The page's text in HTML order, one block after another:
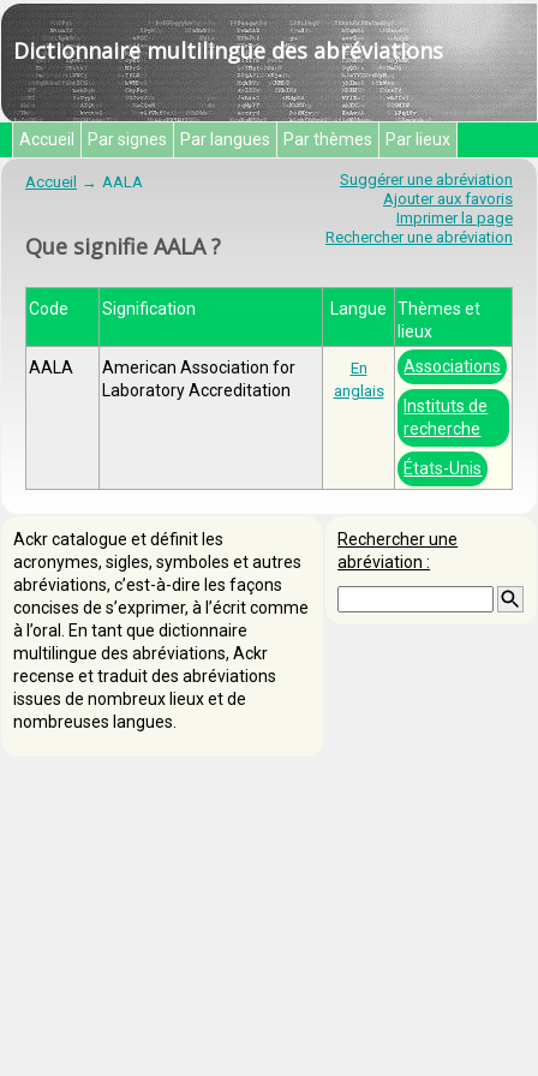
Dictionnaire multilingue des abréviations
Accueil Par signes Par langues Par thèmes Par lieux
Suggérer une abréviation
Ajouter aux favoris
Imprimer la page
Rechercher une abréviation
Accueil AALA
Que signifie AALA ?
Code Signification Langue
Thèmes et
lieux
AALA
American Association for
Laboratory Accreditation
En
anglais
Associations
Instituts de
recherche
États-Unis
Rechercher une
abréviation :
Ackr catalogue et définit les
acronymes, sigles, symboles et autres
abréviations, c’est-à-dire les façons
concises de s’exprimer, à l’écrit comme
à l’oral. En tant que dictionnaire
multilingue des abréviations, Ackr
recense et traduit des abréviations
issues de nombreux lieux et de
nombreuses langues.